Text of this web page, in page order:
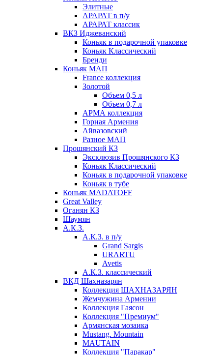
Элитные
АРАРАТ в п/у
АРАРАТ классик
ВКЗ Иджеванский
Коньяк в подарочной упаковке
Коньяк Классический
Бренди
Коньяк МАП
France коллекция
Золотой
Объем 0,5 л
Объем 0,7 л
АРМА коллекция
Горная Армения
Айвазовский
Разное МАП
Прошянский КЗ
Эксклюзив Прошянского КЗ
Коньяк Классический
Коньяк в подарочной упаковке
Коньяк в тубе
Коньяк MADATOFF
Great Valley
Оганян КЗ
Шаумян
А.К.З.
А.К.З. в п/у
Grand Sargis
URARTU
Avetis
А.К.З. классический
ВКД Шахназарян
Коллекция ШАХНАЗАРЯН
Жемчужина Армении
Коллекция Гаясон
Коллекция "Премиум"
Армянская мозаика
Mustang. Mountain
MAUTAIN
Коллекция "Паракар"